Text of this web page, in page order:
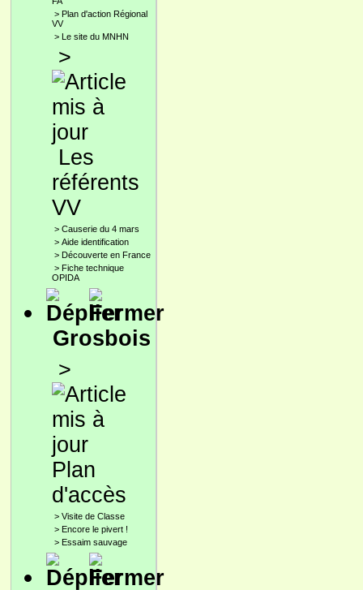
> Plan d'action Régional
VV
> Le site du MNHN
>
Les
référents
VV
> Causerie du 4 mars
> Aide identification
> Découverte en France
> Fiche technique
OPIDA
Grosbois
>
Plan
d'accès
> Visite de Classe
> Encore le pivert !
> Essaim sauvage